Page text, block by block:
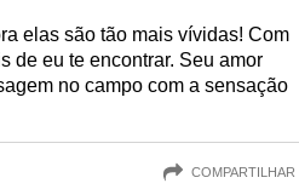
elas são tão mais vívidas! Com
de eu te encontrar. Seu amor
no campo com a sensação
COMPARTILHAR